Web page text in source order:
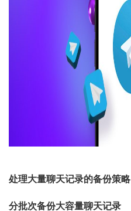
处理大量聊天记录的备份策略
分批次备份大容量聊天记录